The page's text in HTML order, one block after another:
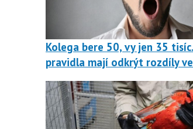
Kolega bere 50, vy jen 35
pravidla mají odkrýt rozdíly